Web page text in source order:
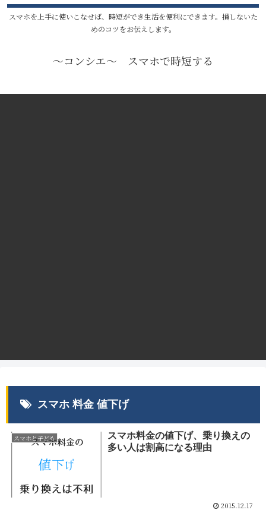
スマホを上手に使いこなせば、時短ができ生活を便利にできます。損しないた
めのコツをお伝えします。
〜コンシエ〜 スマホで時短する
スマホ 料金 値下げ
スマホと子ども
スマホ料金の値下げ、乗り換えの
多い人は割高になる理由
2015.12.17